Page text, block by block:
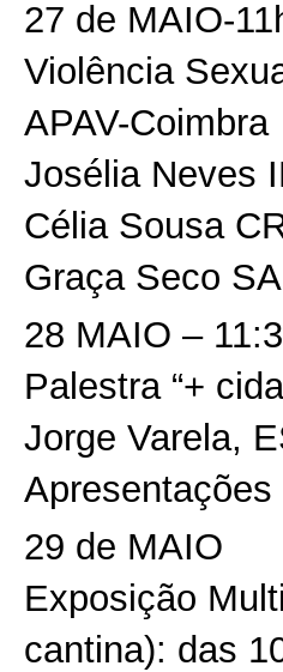
27 de MAIO-
Violência
APAV-Coimbra
Josélia Neves
Célia Sousa
Graça Seco
28 MAIO –
Palestra “+
Jorge Varela,
29 de MAIO
Exposição
cantina): das